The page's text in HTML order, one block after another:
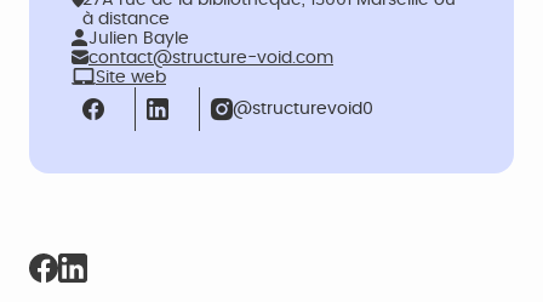
à distance
Julien Bayle
contact@structure-void.com
Site web
@structurevoid0